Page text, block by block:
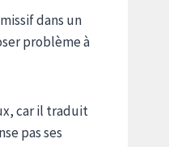
dans un
problème à
car il traduit
pas ses